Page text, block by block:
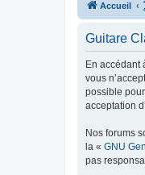
Accueil
Guitare
En accédant
vous
possible
acceptation
Nos forums
la « GNU
pas